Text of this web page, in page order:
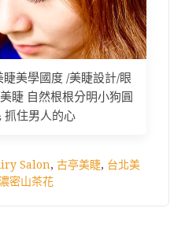
美學國度 /美睫設計/眼
睫 自然根根分明小狗圓
抓住男人的心
Salon, 古亭美睫, 台北美
密山茶花